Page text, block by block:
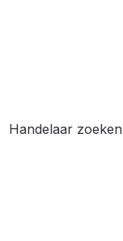
Handelaar zoeken